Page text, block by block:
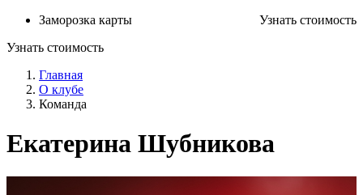
Узнать стоимость
Заморозка карты
Узнать стоимость
Главная
О клубе
Команда
Екатерина Шубникова